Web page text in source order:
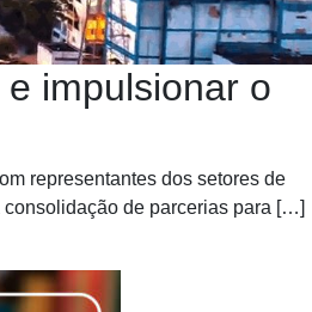
impulsionar o
representantes dos setores de
consolidação de parcerias para […]